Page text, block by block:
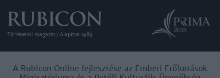
Történelmi magazin / Alapítva 1989
A Rubicon Online fejlesztése az Emberi Erőforrások